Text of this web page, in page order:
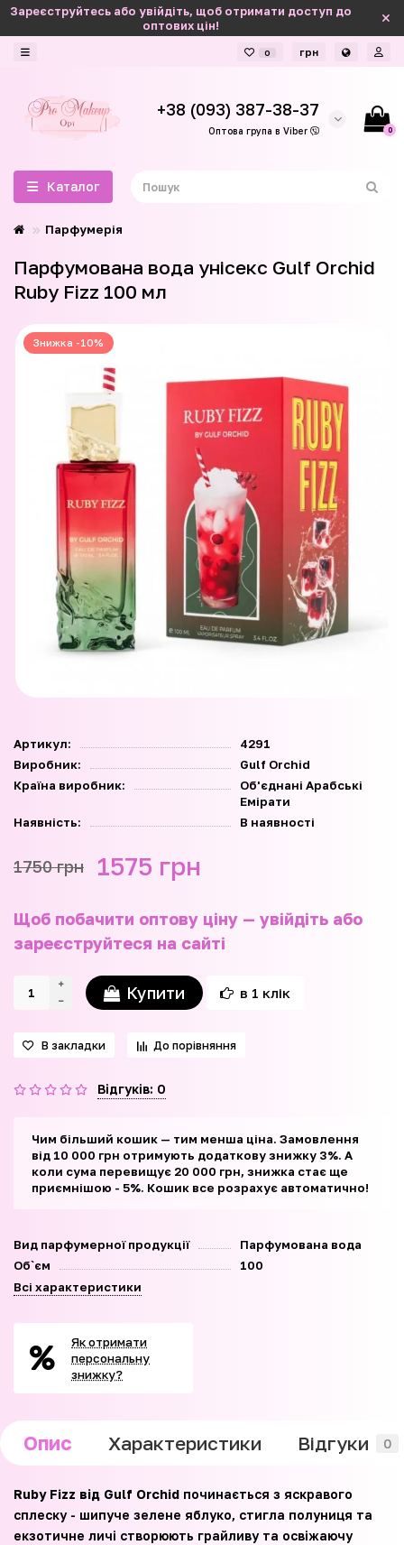
Зареєструйтесь або увійдіть, щоб отримати доступ до
оптових цін!
0 грн
+38 (093) 387-38-37
Оптова група в Viber 0
Каталог
Парфумерія
Парфумована вода унісекс Gulf Orchid
Ruby Fizz 100 мл
Знижка -10%
Артикул:
4291
Виробник:
Gulf Orchid
Країна виробник:
Об'єднані Арабські
Емірати
Наявність:
В наявності
1750 грн 1575 грн
Щоб побачити оптову ціну — увійдіть або
зареєструйтеся на сайті
Купити в 1 клік
В закладки До порівняння
Відгуків: 0
Чим більший кошик — тим менша ціна. Замовлення
від 10 000 грн отримують додаткову знижку 3%. А
коли сума перевищує 20 000 грн, знижка стає ще
приємнішою - 5%. Кошик все розрахує автоматично!
Вид парфумерної продукції
Парфумована вода
Об`єм
100
Всі характеристики
Як отримати
персональну
знижку?
Опис Характеристики Відгуки 0
Ruby Fizz від Gulf Orchid починається з яскравого
сплеску - шипуче зелене яблуко, стигла полуниця та
екзотичне личі створюють грайливу та освіжаючу